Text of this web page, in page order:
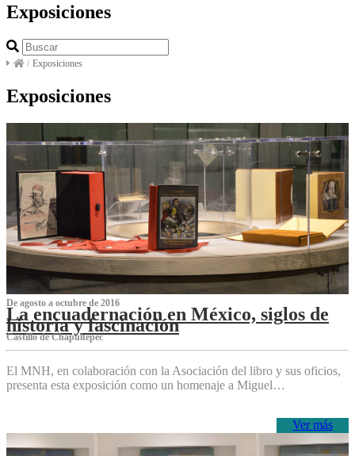
Exposiciones
/ Exposiciones
Exposiciones
De agosto a octubre de 2016
La encuadernación en México, siglos de
historia y fascinación
Castillo de Chapultepec
El MNH, en colaboración con la Asociación del libro y sus oficios,
presenta esta exposición como un homenaje a Miguel…
Ver más